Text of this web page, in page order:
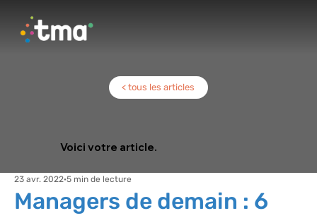
Voici votre article.
< tous les articles
Managers de demain : 6
23 avr. 2022 5 min de lecture